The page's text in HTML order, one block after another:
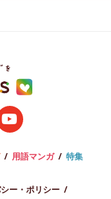
用語マンガ 特集
ー・ポリシー